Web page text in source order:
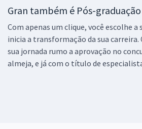
Gran também é Pós-graduação
Com apenas um clique, você escolhe a
inicia a transformação da sua
sua jornada rumo a aprovação no
almeja, e já com o título de